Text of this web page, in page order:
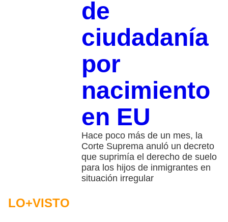
de
ciudadanía
por
nacimiento
en EU
Hace poco más de un mes, la
Corte Suprema anuló un decreto
que suprimía el derecho de suelo
para los hijos de inmigrantes en
situación irregular
LO+VISTO